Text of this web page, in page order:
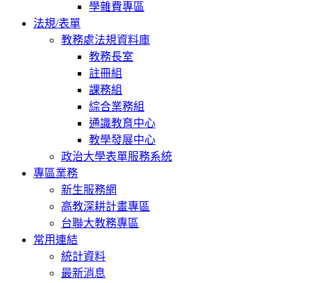
學雜費專區
法規/表單
教務處法規資料庫
教務長室
註冊組
課務組
綜合業務組
通識教育中心
教學發展中心
政治大學表單服務系統
專區業務
新生服務網
高教深耕計畫專區
台聯大教務專區
常用連結
統計資料
最新消息